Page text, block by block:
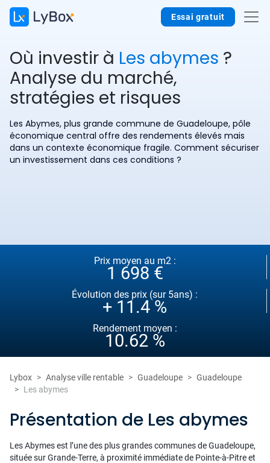
Essai gratuit
Où investir à Les abymes ?
Analyse du marché,
stratégies et risques
Les Abymes, plus grande commune de Guadeloupe, pôle
économique central offre des rendements élevés mais
dans un contexte économique fragile. Comment sécuriser
un investissement dans ces conditions ?
Prix moyen au m2 :
1 698 €
Évolution des prix (sur 5ans) :
+ 11.4 %
Rendement moyen :
10.62 %
Lybox Analyse ville rentable Guadeloupe
Guadeloupe
Les abymes
Présentation de Les abymes
Les Abymes est l’une des plus grandes communes de Guadeloupe,
située sur Grande-Terre, à proximité immédiate de Pointe-à-Pitre et